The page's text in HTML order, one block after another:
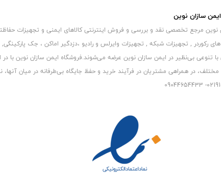
سازان نوین
نوین مرجع تخصصی نقد و بررسی و فروش اینترنتی کالاهای ایمنی و تجهیزات
رکوردر , تجهیزات شبکه , تجهیزات وایرلس و رادیو ،دزدگیر اماکن ، جک
بی‌نظیر در ایمن سازان نوین عرضه می‏‏‏‌شوند.فروشگاه ایمن سازان نوین با در
مختلف، در همراهی مشتریان در فرآیند خرید و حفظ جایگاه بی‏‏‏‌طرفانه در میان